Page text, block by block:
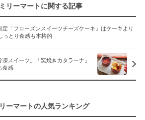
リーマートに関する記事
定「フローズンスイーツチーズケーキ」はケーキより
っとり食感も本格的
スイーツ。「窯焼きカタラーナ」
食感
ーマートの人気ランキング